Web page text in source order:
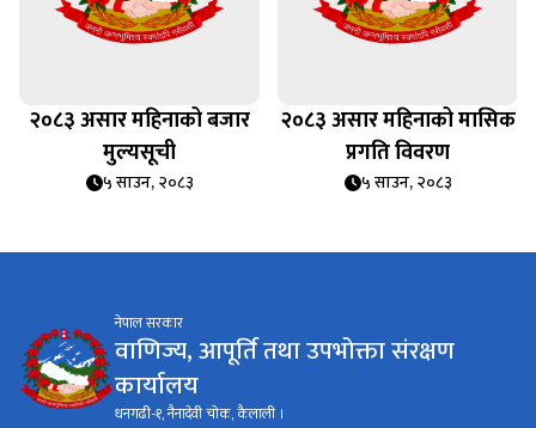
२०८३ असार महिनाको बजार
मुल्यसूची
५ साउन, २०८३
२०८३ असार महिनाको मासिक
प्रगति विवरण
५ साउन, २०८३
नेपाल सरकार
वाणिज्य, आपूर्ति तथा उपभोक्ता संरक्षण
कार्यालय
धनगढी-१, नैनादेवी चोक, कैलाली ।